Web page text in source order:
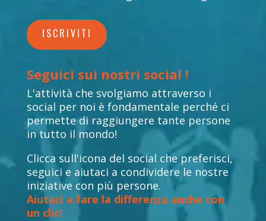
ISCRIVITI
Seguici sui nostri social !
L'attività che svolgiamo attraverso i
social per noi è fondamentale perché ci
permette di raggiungere tante persone
in tutto il mondo!
Clicca sull'icona del social che preferisci,
seguici e aiutaci a condividere le nostre
iniziative con più persone.
Aiutaci a fare la differenza anche con
un clic!